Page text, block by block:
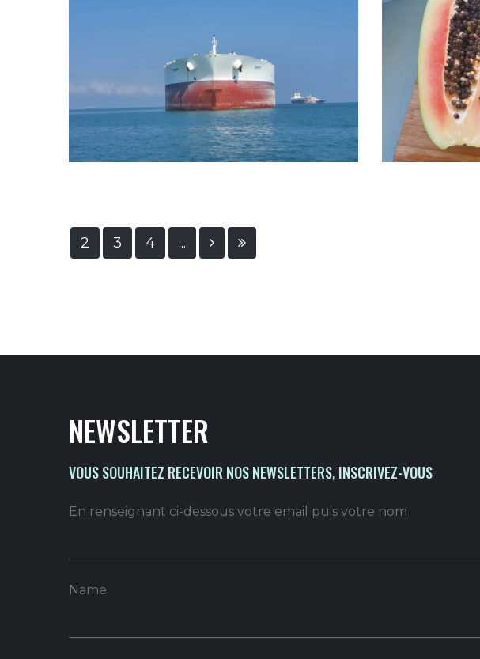
2 3 4 ...
NEWSLETTER
VOUS SOUHAITEZ RECEVOIR NOS NEWSLETTERS, INSCRIVEZ-VOUS
En renseignant ci-dessous votre email puis votre nom
Name